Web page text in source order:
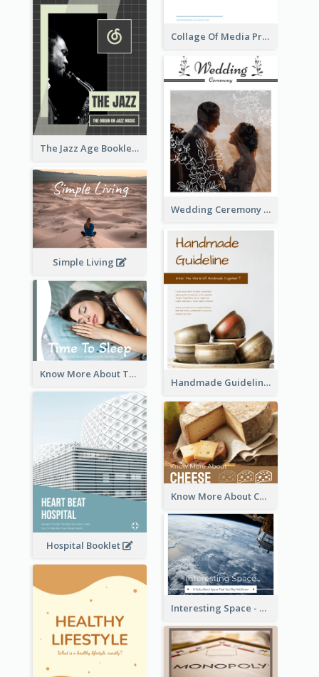
Collage Of Media Prospectus
The Jazz Age Booklet
Wedding Ceremony Booklet
Simple Living
Handmade Guideline Booklet
Know More About The Importance Of Sleeping
Hospital Booklet
Know More About Cheese
Interesting Space - 10 Facts About Space That You May Not Know